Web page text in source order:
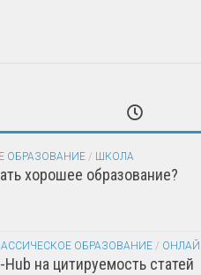
ОБРАЗОВАНИЕ / ШКОЛА
хорошее образование?
ОБРАЗОВАНИЕ /
на цитируемость статей